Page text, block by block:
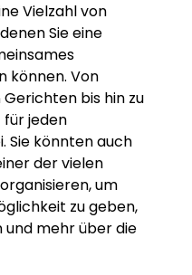
Vielzahl von
Sie eine
können. Von
bis hin zu
jeden
Sie könnten auch
der vielen
um
zu geben,
und mehr über die